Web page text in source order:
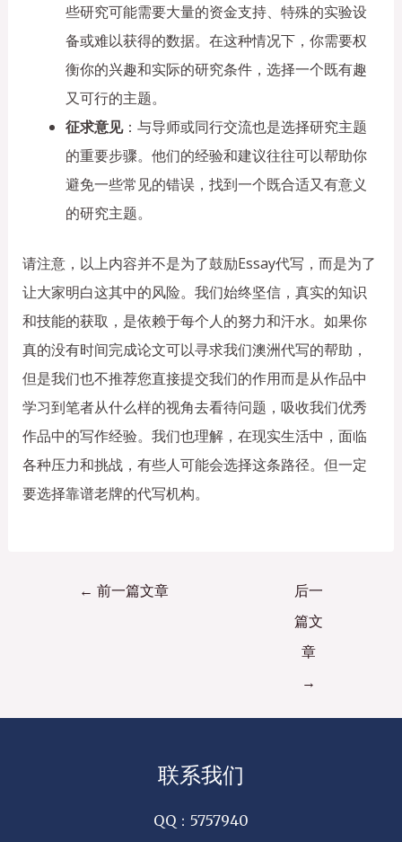
些研究可能需要大量的资金支持、特殊的实验设
备或难以获得的数据。在这种情况下，你需要权
衡你的兴趣和实际的研究条件，选择一个既有趣
又可行的主题。
征求意见：与导师或同行交流也是选择研究主题
的重要步骤。他们的经验和建议往往可以帮助你
避免一些常见的错误，找到一个既合适又有意义
的研究主题。
请注意，以上内容并不是为了鼓励Essay代写，而是为了
让大家明白这其中的风险。我们始终坚信，真实的知识
和技能的获取，是依赖于每个人的努力和汗水。如果你
真的没有时间完成论文可以寻求我们澳洲代写的帮助，
但是我们也不推荐您直接提交我们的作用而是从作品中
学习到笔者从什么样的视角去看待问题，吸收我们优秀
作品中的写作经验。我们也理解，在现实生活中，面临
各种压力和挑战，有些人可能会选择这条路径。但一定
要选择靠谱老牌的代写机构。
← 前一篇文章
后一
篇文
章
→
联系我们
QQ：5757940